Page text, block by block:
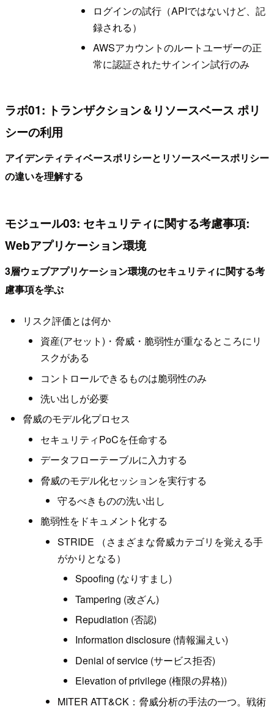
ログインの試行（APIではないけど、記
録される）
AWSアカウントのルートユーザーの正
常に認証されたサインイン試行のみ
ラボ01: トランザクション＆リソースベース ポリ
シーの利用
アイデンティティベースポリシーとリソースベースポリシー
の違いを理解する
モジュール03: セキュリティに関する考慮事項:
Webアプリケーション環境
3層ウェブアプリケーション環境のセキュリティに関する考
慮事項を学ぶ
リスク評価とは何か
資産(アセット)・脅威・脆弱性が重なるところにリ
スクがある
コントロールできるものは脆弱性のみ
洗い出しが必要
脅威のモデル化プロセス
セキュリティPoCを任命する
データフローテーブルに入力する
脅威のモデル化セッションを実行する
守るべきものの洗い出し
脆弱性をドキュメント化する
STRIDE （さまざまな脅威カテゴリを覚える手
がかりとなる）
Spoofing (なりすまし)
Tampering (改ざん)
Repudiation (否認)
Information disclosure (情報漏えい)
Denial of service (サービス拒否)
Elevation of privilege (権限の昇格))
MITER ATT&CK：脅威分析の手法の一つ。戦術